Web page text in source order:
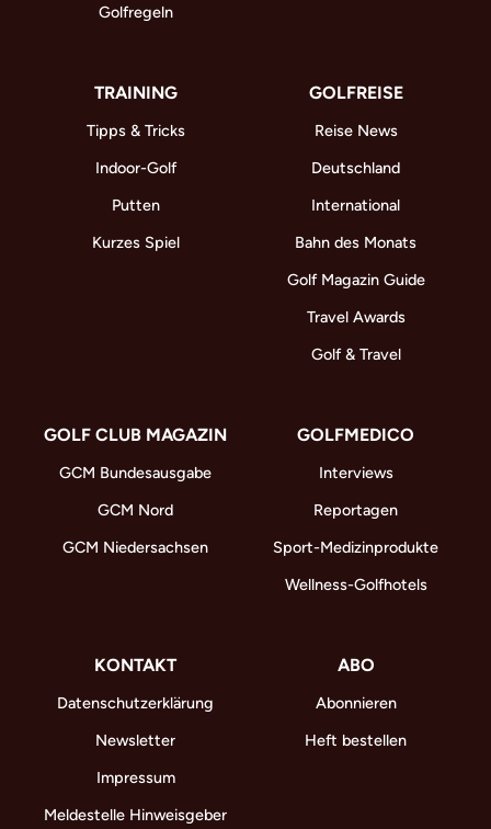
Golfregeln
TRAINING
Tipps & Tricks
Indoor-Golf
Putten
Kurzes Spiel
GOLFREISE
Reise News
Deutschland
International
Bahn des Monats
Golf Magazin Guide
Travel Awards
Golf & Travel
GOLF CLUB MAGAZIN
GCM Bundesausgabe
GCM Nord
GCM Niedersachsen
GOLFMEDICO
Interviews
Reportagen
Sport-Medizinprodukte
Wellness-Golfhotels
KONTAKT
Datenschutzerklärung
Newsletter
Impressum
Meldestelle Hinweisgeber
ABO
Abonnieren
Heft bestellen